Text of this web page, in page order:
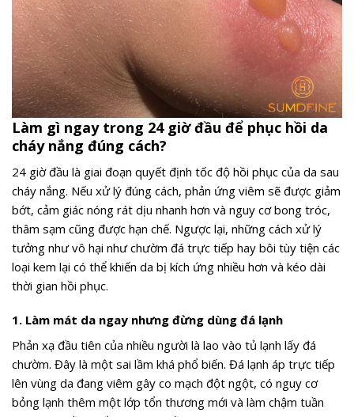
Làm gì ngay trong 24 giờ đầu để phục hồi da
cháy nắng đúng cách?
24 giờ đầu là giai đoạn quyết định tốc độ hồi phục của da sau
cháy nắng. Nếu xử lý đúng cách, phản ứng viêm sẽ được giảm
bớt, cảm giác nóng rát dịu nhanh hơn và nguy cơ bong tróc,
thâm sạm cũng được hạn chế. Ngược lại, những cách xử lý
tưởng như vô hại như chườm đá trực tiếp hay bôi tùy tiện các
loại kem lại có thể khiến da bị kích ứng nhiều hơn và kéo dài
thời gian hồi phục.
1. Làm mát da ngay nhưng đừng dùng đá lạnh
Phản xạ đầu tiên của nhiều người là lao vào tủ lạnh lấy đá
chườm. Đây là một sai lầm khá phổ biến. Đá lạnh áp trực tiếp
lên vùng da đang viêm gây co mạch đột ngột, có nguy cơ
bỏng lạnh thêm một lớp tổn thương mới và làm chậm tuần